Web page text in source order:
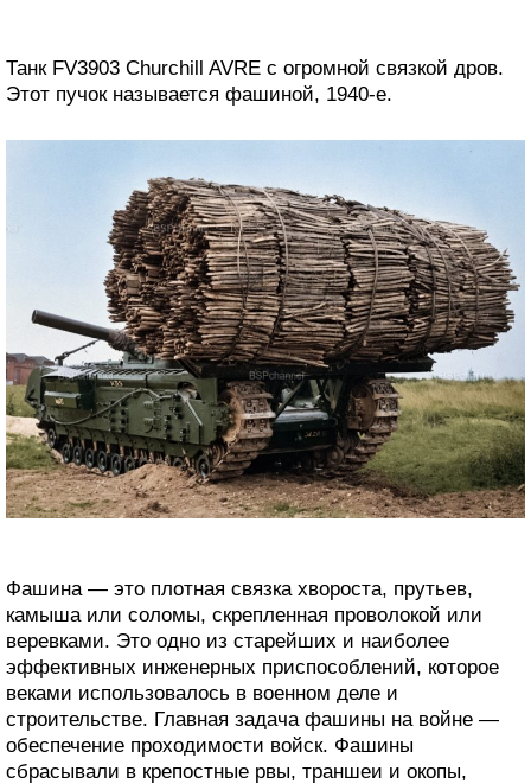
Танк FV3903 Churchill AVRE с огромной связкой дров.
Этот пучок называется фашиной, 1940-е.
Фашина — это плотная связка хвороста, прутьев,
камыша или соломы, скрепленная проволокой или
веревками. Это одно из старейших и наиболее
эффективных инженерных приспособлений, которое
веками использовалось в военном деле и
строительстве. Главная задача фашины на войне —
обеспечение проходимости войск. Фашины
сбрасывали в крепостные рвы, траншеи и окопы,